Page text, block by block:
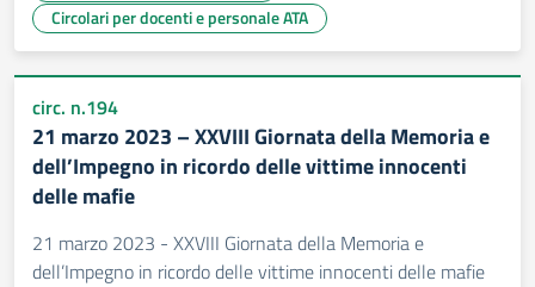
Circolari per docenti e personale ATA
circ. n.194
21 marzo 2023 – XXVIII Giornata della Memoria e
dell’Impegno in ricordo delle vittime innocenti
delle mafie
21 marzo 2023 - XXVIII Giornata della Memoria e
dell’Impegno in ricordo delle vittime innocenti delle mafie